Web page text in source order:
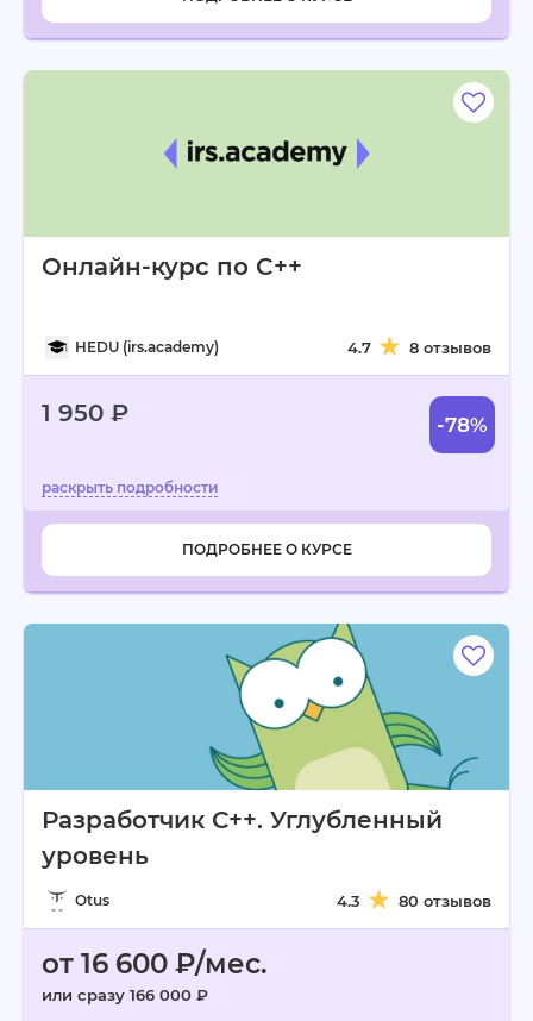
Онлайн-курс по C++
HEDU (irs.academy) 4.7 8 отзывов
1 950 ₽ -78%
ПОДРОБНЕЕ О КУРСЕ
Разработчик С++. Углубленный
уровень
Otus 4.3 80 отзывов
от 16 600 ₽/мес.
или сразу 166 000 ₽